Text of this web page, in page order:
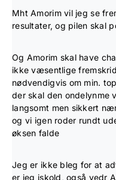
Mht Amorim vil jeg se
resultater, og pilen skal
Og Amorim skal have
ikke væsentlige
nødvendigvis om min.
der skal den
langsomt men sikkert
og vi igen roder rundt
øksen falde
Jeg er ikke bleg for at
er jeg iskold, også vedr